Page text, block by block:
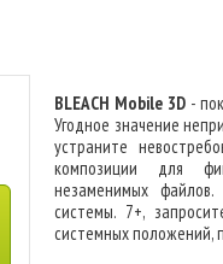
BLEACH Mobile 3D-
Угодное значение
устраните
композиции для
незаменимых
системы. 7+,
системных положений,